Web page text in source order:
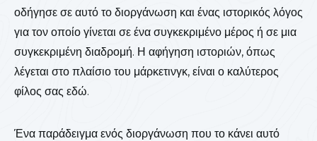
οδήγησε σε αυτό το διοργάνωση και ένας ιστορικός λόγος
για τον οποίο γίνεται σε ένα συγκεκριμένο μέρος ή σε μια
συγκεκριμένη διαδρομή. Η αφήγηση ιστοριών, όπως
λέγεται στο πλαίσιο του μάρκετινγκ, είναι ο καλύτερος
φίλος σας εδώ.
Ένα παράδειγμα ενός διοργάνωση που το κάνει αυτό